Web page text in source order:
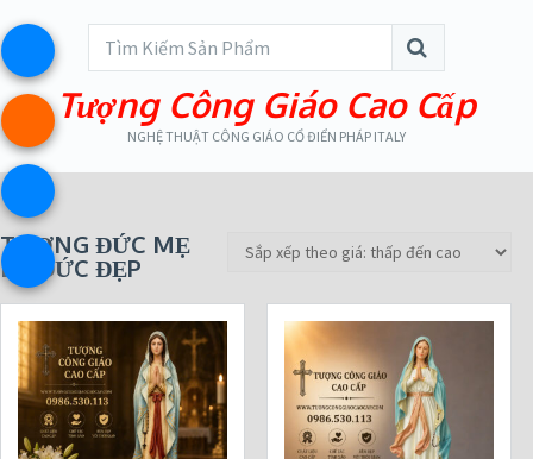
Tượng Công Giáo Cao Cấp
NGHỆ THUẬT CÔNG GIÁO CỔ ĐIỂN PHÁP ITALY
TƯỢNG ĐỨC MẸ
LỘ ĐỨC ĐẸP